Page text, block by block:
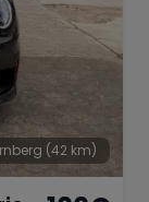
(42 km)